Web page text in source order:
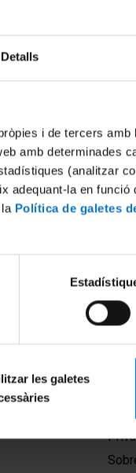
Detalls
i de tercers
amb determinades
(analitzar
adequant-la en
Política de galetes
les galetes